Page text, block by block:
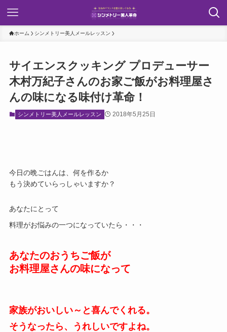
ホーム シンメトリー美人メールレッスン
サイエンスクッキング プロデューサー
木村万紀子さんのお家ご飯がお料理屋さ
んの味になる味付け革命！
シンメトリー美人メールレッスン 2018年5月25日
今日の晩ごはんは、何を作るか
もう決めていらっしゃいますか？
あなたにとって
料理がお悩みの一つになっていたら・・・
あなたのおうちご飯が
お料理屋さんの味になって
家族がおいしい～と喜んでくれる。
そうなったら、うれしいですよね。